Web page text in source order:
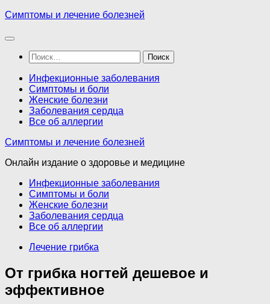
Перейти
содержимому
Симптомы и лечение болезней
Найти:
Инфекционные заболевания
Симптомы и боли
Женские болезни
Заболевания сердца
Все об аллергии
Симптомы и лечение болезней
Онлайн издание о здоровье и медицине
Инфекционные заболевания
Симптомы и боли
Женские болезни
Заболевания сердца
Все об аллергии
Лечение грибка
От грибка ногтей дешевое и
эффективное